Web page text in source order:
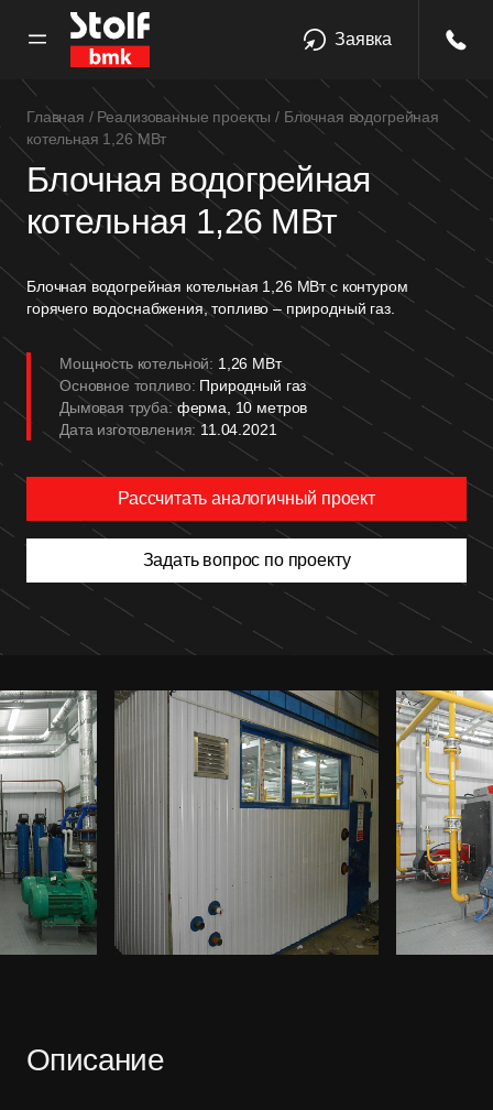
Заявка
Главная / Реализованные проекты / Блочная водогрейная
котельная 1,26 МВт
Блочная водогрейная
котельная 1,26 МВт
Блочная водогрейная котельная 1,26 МВт с контуром
горячего водоснабжения, топливо – природный газ.
Мощность котельной: 1,26 МВт
Основное топливо: Природный газ
Дымовая труба:ферма, 10 метров
Дата изготовления: 11.04.2021
Рассчитать аналогичный проект
Задать вопрос по проекту
Описание